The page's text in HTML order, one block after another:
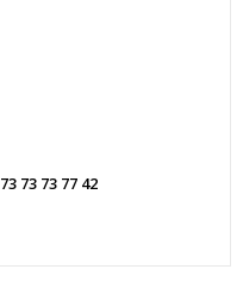
73 73 73 77 42